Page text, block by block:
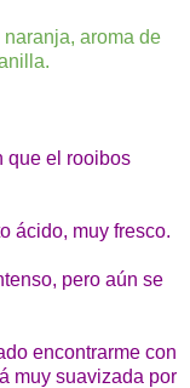
aroma de
que el rooibos
ácido, muy fresco.
pero aún se
encontrarme con
muy suavizada por